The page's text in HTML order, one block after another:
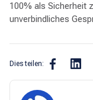
100% als Sicherheit
unverbindliches
Dies teilen: